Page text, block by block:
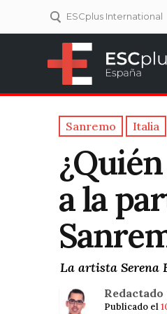
ESCplus International
Sanremo Italia
a la
La artista Serena
Redactado
Publicado el